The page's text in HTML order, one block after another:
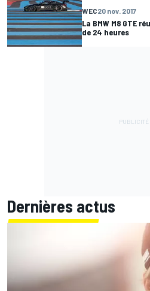
WEC20 nov. 2017
La BMW M8 GTE
de 24 heures
Dernières actus